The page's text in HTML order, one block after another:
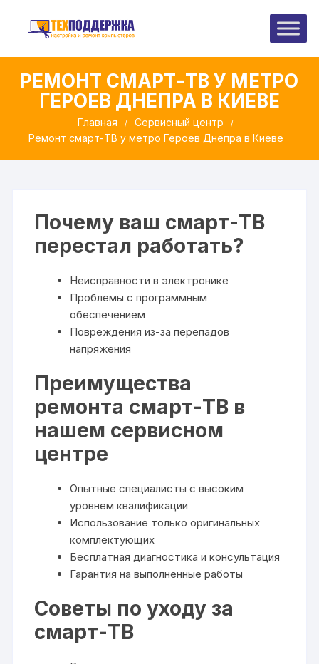
содержимому
РЕМОНТ СМАРТ-ТВ У МЕТРО
ГЕРОЕВ ДНЕПРА В КИЕВЕ
Главная
Сервисный центр
Ремонт смарт-ТВ у метро Героев Днепра в Киеве
Почему ваш смарт-ТВ
перестал работать?
Неисправности в электронике
Проблемы с программным
обеспечением
Повреждения из-за перепадов
напряжения
Преимущества
ремонта смарт-ТВ в
нашем сервисном
центре
Опытные специалисты с высоким
уровнем квалификации
Использование только оригинальных
комплектующих
Бесплатная диагностика и консультация
Гарантия на выполненные работы
Советы по уходу за
смарт-ТВ